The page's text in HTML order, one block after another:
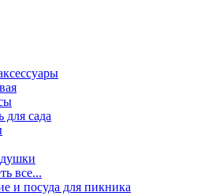
для сада
все...
и посуда для пикника